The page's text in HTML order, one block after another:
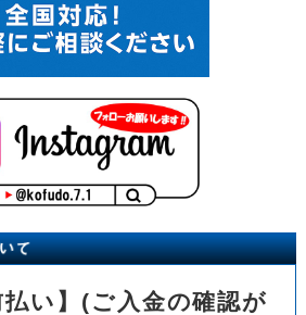
い】(ご入金の確認が